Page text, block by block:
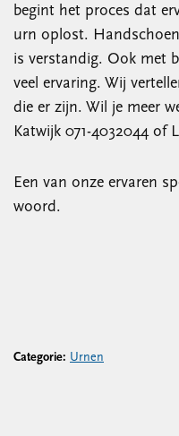
begint het proces dat
urn oplost.
is verstandig. Ook met
veel ervaring. Wij
die er zijn. Wil je meer
Katwijk 071-4032044 of
Een van onze ervaren
woord.
Categorie: Urnen